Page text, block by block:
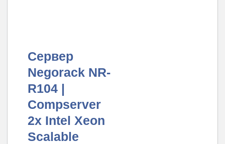
Сервер
Negorack NR-
R104 |
Compserver
2x Intel Xeon
Scalable